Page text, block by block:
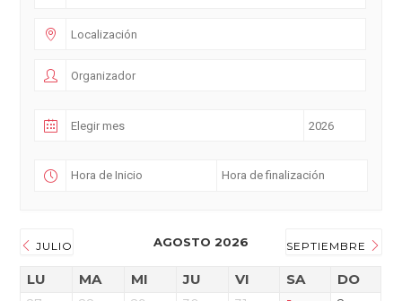
JULIO AGOSTO 2026 SEPTIEMBRE
LU MA MI JU VI SA DO